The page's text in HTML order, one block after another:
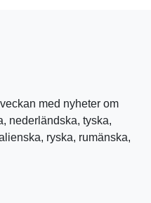
med nyheter om
nederländska, tyska,
ryska, rumänska,